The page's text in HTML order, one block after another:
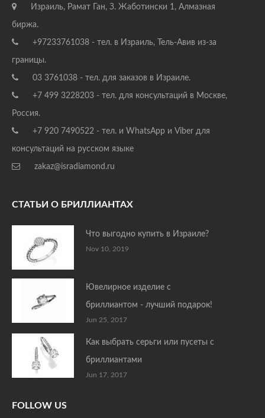
Израиль, Рамат Ган, З. Жаботински 1, Алмазная
биржа.
+97233761038 - тел. в Израиль, Тель-Авив из-за
границы.
03 3761038 - тел. для заказов в Израиле.
+7 499 3228203 - тел. для консультаций в Москве,
Россия.
+7 920 7490522 - тел. и WhatsApp и Viber для
консультаций на русском языке
zakaz@isradiamond.ru
СТАТЬИ О БРИЛЛИАНТАХ
Что выгодно купить в Израиле?
Nov 10, 2019
Ювелирное изделие с
бриллиантом - лучший подарок!
Jun 25, 2017
Как выбрать серьги или пусеты с
бриллиантами
Jun 17, 2017
FOLLOW US